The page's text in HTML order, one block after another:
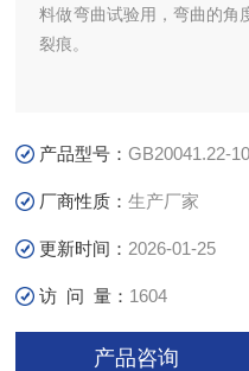
料做弯曲试验用，弯曲的角
裂痕。
产品型号：GB20041.22-
厂商性质：生产厂家
更新时间： 2026-01-25
访 问 量： 1604
产品咨询